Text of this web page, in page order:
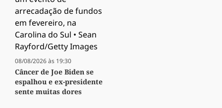
08/08/2026 às 19:30
Câncer de Joe Biden se
espalhou e ex-presidente
sente muitas dores